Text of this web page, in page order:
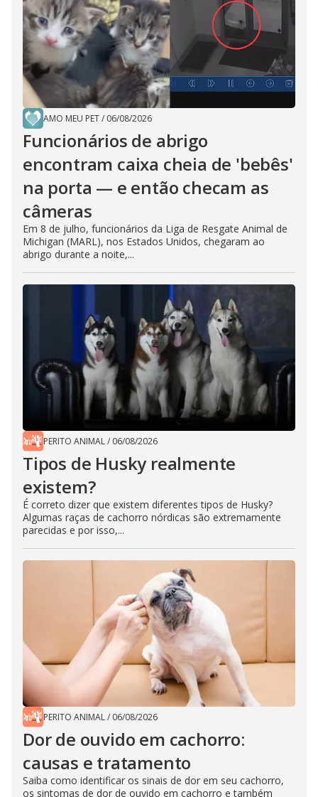
AMO MEU PET/ 06/08/2026
Funcionários de abrigo
encontram caixa cheia de 'bebês'
na porta — e então checam as
câmeras
Em 8 de julho, funcionários da Liga de Resgate Animal de
Michigan (MARL), nos Estados Unidos, chegaram ao
abrigo durante a noite,...
PERITO ANIMAL/ 06/08/2026
Tipos de Husky realmente
existem?
É correto dizer que existem diferentes tipos de Husky?
Algumas raças de cachorro nórdicas são extremamente
parecidas e por isso,...
PERITO ANIMAL/ 06/08/2026
Dor de ouvido em cachorro:
causas e tratamento
Saiba como identificar os sinais de dor em seu cachorro,
os sintomas de dor de ouvido em cachorro e também